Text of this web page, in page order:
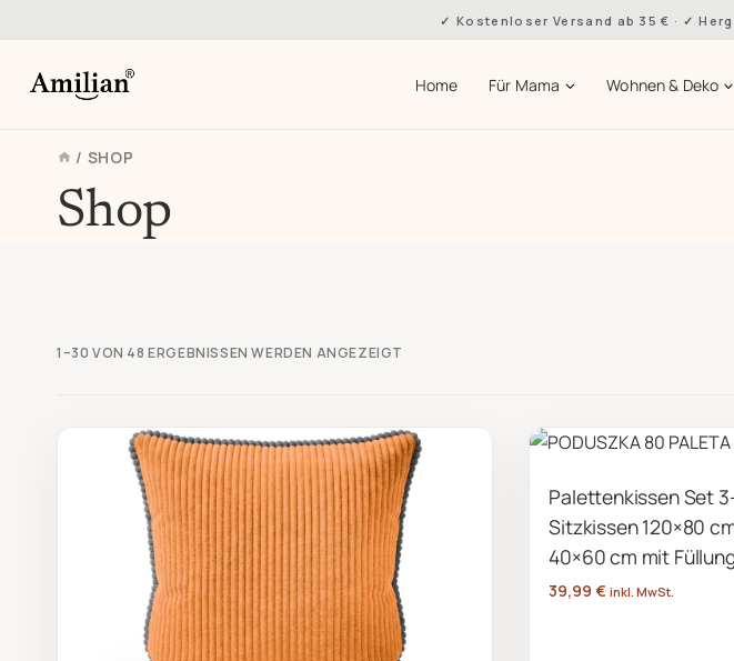
springen
Kostenloser Versand ab 35 € ·
Home Für Mama Wohnen & Deko
/ SHOP
Shop
1–30 VON 48 ERGEBNISSEN WERDEN ANGEZEIGT
Palettenkissen Set
Sitzkissen 120×80
40×60 cm mit
39,99€ inkl. MwSt.